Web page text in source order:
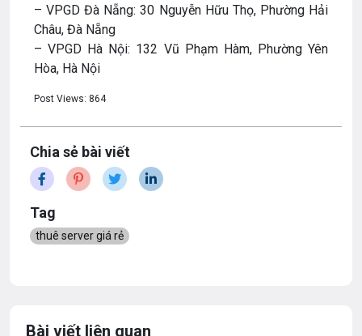
– VPGD Đà Nẵng: 30 Nguyễn Hữu Thọ, Phường Hải
Châu, Đà Nẵng
– VPGD Hà Nội: 132 Vũ Phạm Hàm, Phường Yên
Hòa, Hà Nội
Post Views: 864
Chia sẻ bài viết
Tag
thuê server giá rẻ
Bài viết liên quan